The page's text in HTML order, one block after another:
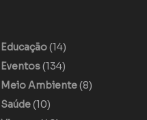
Educação(14)
Eventos(134)
Meio Ambiente(8)
Saúde(10)